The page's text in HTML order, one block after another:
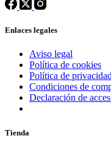
Enlaces legales
Aviso legal
Política de cookies
Política de privacidad
Condiciones de
Declaración de
Tienda